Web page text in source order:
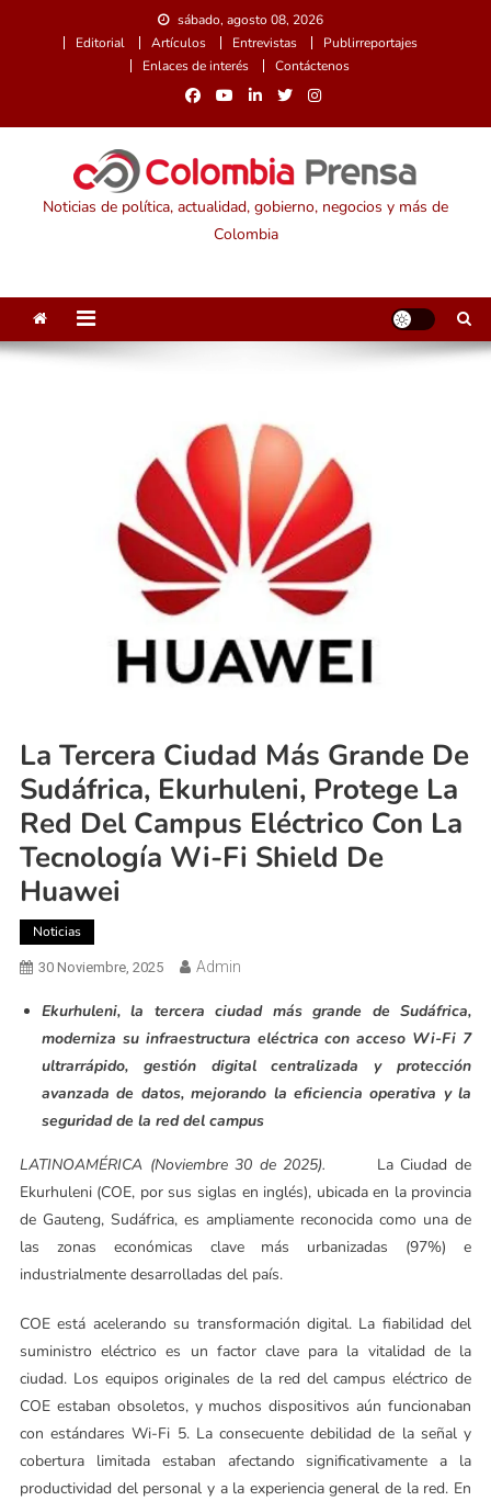
sábado, agosto 08, 2026
Editorial
Artículos Entrevistas
Publirreportajes
Enlaces de interés
Contáctenos
Noticias de política, actualidad, gobierno, negocios y más de
Colombia
La Tercera Ciudad Más Grande De
Sudáfrica, Ekurhuleni, Protege La
Red Del Campus Eléctrico Con La
Tecnología Wi-Fi Shield De
Huawei
Noticias
30 Noviembre, 2025 Admin
Ekurhuleni, la tercera ciudad más grande de Sudáfrica,
moderniza su infraestructura eléctrica con acceso Wi-Fi 7
ultrarrápido, gestión digital centralizada y protección
avanzada de datos, mejorando la eficiencia operativa y la
seguridad de la red del campus
LATINOAMÉRICA (Noviembre 30 de 2025). La Ciudad de
Ekurhuleni (COE, por sus siglas en inglés), ubicada en la provincia
de Gauteng, Sudáfrica, es ampliamente reconocida como una de
las zonas económicas clave más urbanizadas (97%) e
industrialmente desarrolladas del país.
COE está acelerando su transformación digital. La fiabilidad del
suministro eléctrico es un factor clave para la vitalidad de la
ciudad. Los equipos originales de la red del campus eléctrico de
COE estaban obsoletos, y muchos dispositivos aún funcionaban
con estándares Wi-Fi 5. La consecuente debilidad de la señal y
cobertura limitada estaban afectando significativamente a la
productividad del personal y a la experiencia general de la red. En